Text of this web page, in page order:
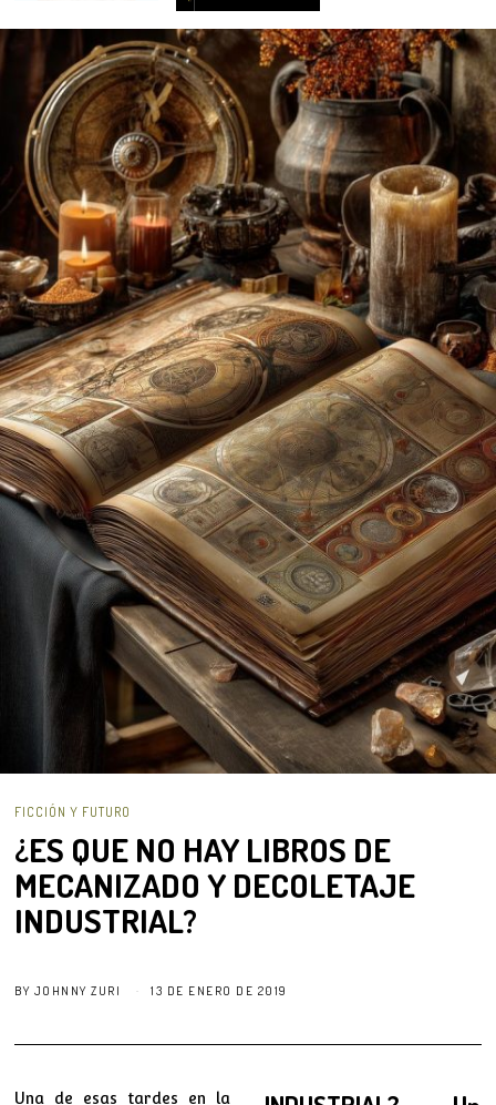
FICCIÓN Y FUTURO
¿ES QUE NO HAY LIBROS DE
MECANIZADO Y DECOLETAJE
INDUSTRIAL?
BY JOHNNY ZURI 13 DE ENERO DE 2019
Una de esas tardes en la